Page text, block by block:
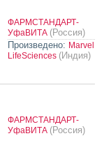
ФАРМСТАНДАРТ-
УфаВИТА (Россия)
Произведено: Marvel
LifeSciences (Индия)
ФАРМСТАНДАРТ-
УфаВИТА (Россия)